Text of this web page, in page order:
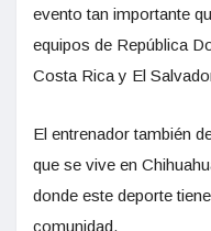
evento tan importante
equipos de República
Costa Rica y El
El entrenador también
que se vive en
donde este deporte
comunidad.